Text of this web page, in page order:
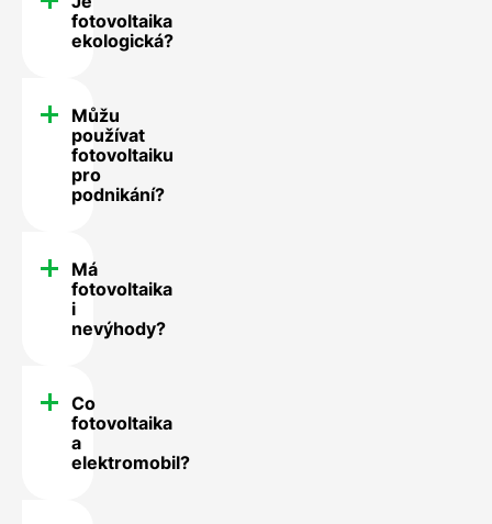
fotovoltaika
ekologická?
Můžu
používat
fotovoltaiku
pro
podnikání?
Má
fotovoltaika
i
nevýhody?
Co
fotovoltaika
a
elektromobil?